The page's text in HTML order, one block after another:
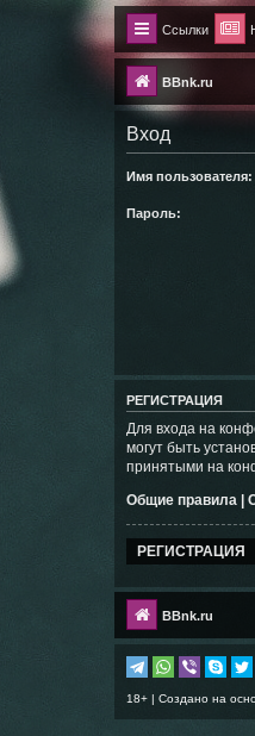
Ссылки
BBnk.ru
Вход
Имя пользователя:
Пароль:
РЕГИСТРАЦИЯ
Для входа на
могут быть
принятыми на
Общие правила |
РЕГИСТРАЦИЯ
BBnk.ru
18+ | Создано на